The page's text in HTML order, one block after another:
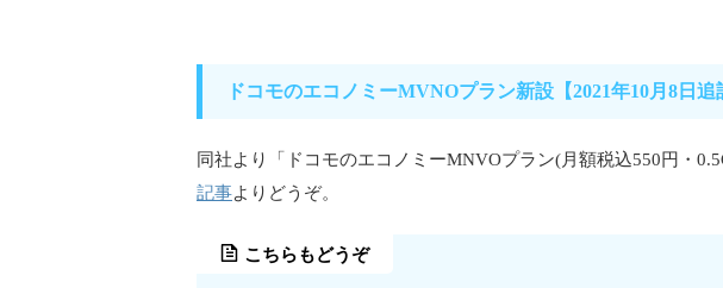
ドコモのエコノミーMVNOプラン新設【2021年10月8日追
同社より「ドコモのエコノミーMNVOプラン(月額税込550円・
記事よりどうぞ。
こちらもどうぞ